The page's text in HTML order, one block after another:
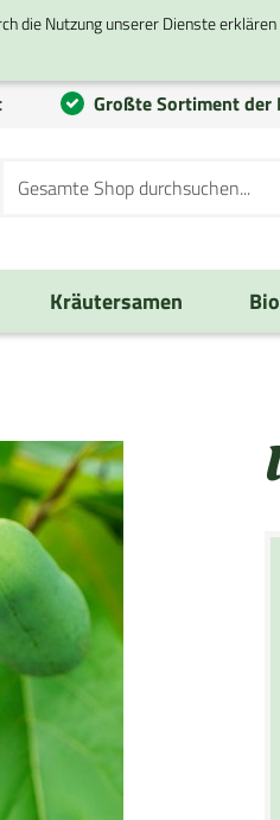
die Nutzung unserer Dienste
GroßteSortimentder
Kräutersamen